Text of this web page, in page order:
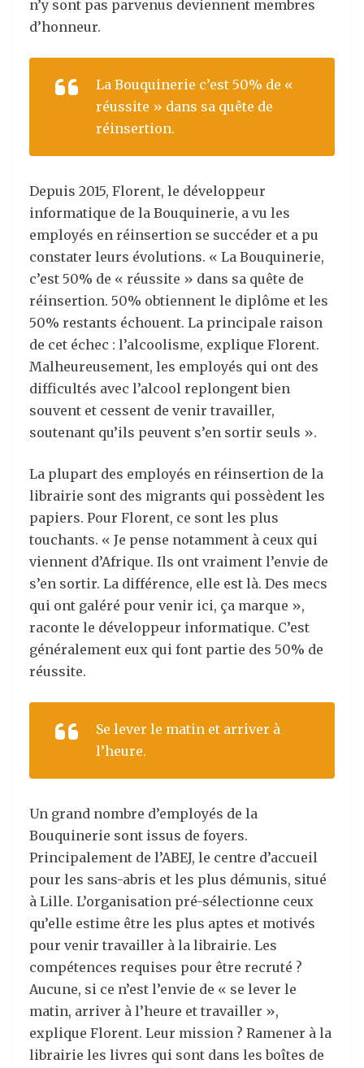
n’y sont pas parvenus deviennent membres
d’honneur.
La Bouquinerie c’est 50% de «
réussite » dans sa quête de
réinsertion.
Depuis 2015, Florent, le développeur
informatique de la Bouquinerie, a vu les
employés en réinsertion se succéder et a pu
constater leurs évolutions. « La Bouquinerie,
c’est 50% de « réussite » dans sa quête de
réinsertion. 50% obtiennent le diplôme et les
50% restants échouent. La principale raison
de cet échec : l’alcoolisme, explique Florent.
Malheureusement, les employés qui ont des
difficultés avec l’alcool replongent bien
souvent et cessent de venir travailler,
soutenant qu’ils peuvent s’en sortir seuls ».
La plupart des employés en réinsertion de la
librairie sont des migrants qui possèdent les
papiers. Pour Florent, ce sont les plus
touchants. « Je pense notamment à ceux qui
viennent d’Afrique. Ils ont vraiment l’envie de
s’en sortir. La différence, elle est là. Des mecs
qui ont galéré pour venir ici, ça marque »,
raconte le développeur informatique. C’est
généralement eux qui font partie des 50% de
réussite.
Se lever le matin et arriver à
l’heure.
Un grand nombre d’employés de la
Bouquinerie sont issus de foyers.
Principalement de l’ABEJ, le centre d’accueil
pour les sans-abris et les plus démunis, situé
à Lille. L’organisation pré-sélectionne ceux
qu’elle estime être les plus aptes et motivés
pour venir travailler à la librairie. Les
compétences requises pour être recruté ?
Aucune, si ce n’est l’envie de « se lever le
matin, arriver à l’heure et travailler »,
explique Florent. Leur mission ? Ramener à la
librairie les livres qui sont dans les boîtes de